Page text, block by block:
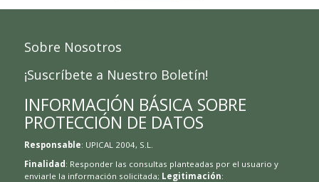
Sobre Nosotros
¡Suscríbete a Nuestro Boletín!
INFORMACIÓN BÁSICA SOBRE
PROTECCIÓN DE DATOS
Responsable: UPICAL 2004, S.L.
Finalidad : Responder las consultas planteadas por el usuario y
enviarle la información solicitada; Legitimación: